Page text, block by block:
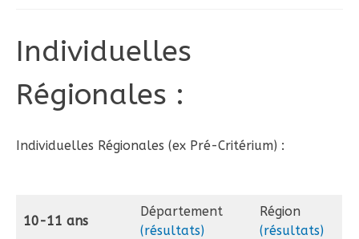
Individuelles
Régionales :
Individuelles Régionales (ex Pré-Critérium) :
10-11 ans
Département
(résultats)
Région
(résultats)